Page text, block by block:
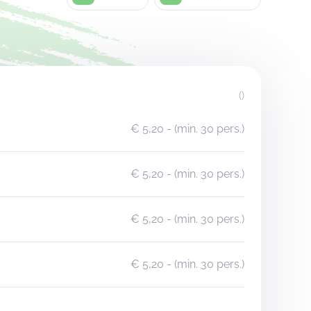
()
€ 5,20 - (min. 30 pers.)
€ 5,20 - (min. 30 pers.)
€ 5,20 - (min. 30 pers.)
€ 5,20 - (min. 30 pers.)